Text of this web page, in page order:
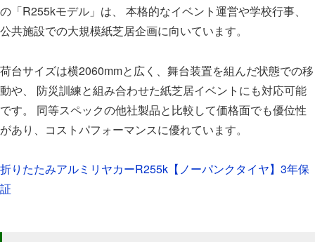
の「R255kモデル」は、 本格的なイベント運営や学校行事、
公共施設での大規模紙芝居企画に向いています。
荷台サイズは横2060mmと広く、舞台装置を組んだ状態での移
動や、 防災訓練と組み合わせた紙芝居イベントにも対応可能
です。 同等スペックの他社製品と比較して価格面でも優位性
があり、コストパフォーマンスに優れています。
折りたたみアルミリヤカーR255k【ノーパンクタイヤ】3年保
証